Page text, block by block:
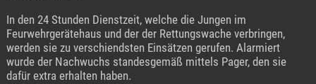
In den 24 Stunden Dienstzeit, welche die Jungen im
Feurwehrgerätehaus und der der Rettungswache verbringen,
werden sie zu verschiendsten Einsätzen gerufen. Alarmiert
wurde der Nachwuchs standesgemäß mittels Pager, den sie
dafür extra erhalten haben.